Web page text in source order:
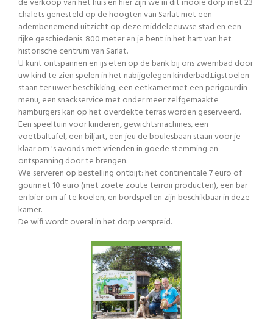
chalets genesteld op de hoogten van Sarlat met een
adembenemend uitzicht op deze middeleeuwse stad en een
rijke geschiedenis. 800 meter en je bent in het hart van het
historische centrum van Sarlat.
U kunt ontspannen en ijs eten op de bank bij ons zwembad door
uw kind te zien spelen in het nabijgelegen kinderbad.Ligstoelen
staan ter uwer beschikking, een eetkamer met een perigourdin-
menu, een snackservice met onder meer zelfgemaakte
hamburgers kan op het overdekte terras worden geserveerd.
Een speeltuin voor kinderen, gewichtsmachines, een
voetbaltafel, een biljart, een jeu de boulesbaan staan voor je
klaar om 's avonds met vrienden in goede stemming en
ontspanning door te brengen.
We serveren op bestelling ontbijt: het continentale 7 euro of
gourmet 10 euro (met zoete zoute terroir producten), een bar
en bier om af te koelen, en bordspellen zijn beschikbaar in deze
kamer.
De wifi wordt overal in het dorp verspreid.